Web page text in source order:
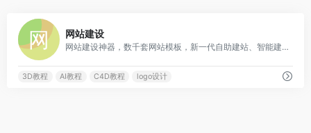
网站建设
网站建设神器，数千套网站模板，新一代自助建站、智能建站系统。网站建设、网页设计、小程序开发，五合一营销型网站建设，使用建站之星平台，选择网站模板，即可在线完成网站建设的所有工作，是网站建设公司和网页设计师最得力的建站系统，网站建设就用建站之星！
3D教程 AI教程 C4D教程 logo设计